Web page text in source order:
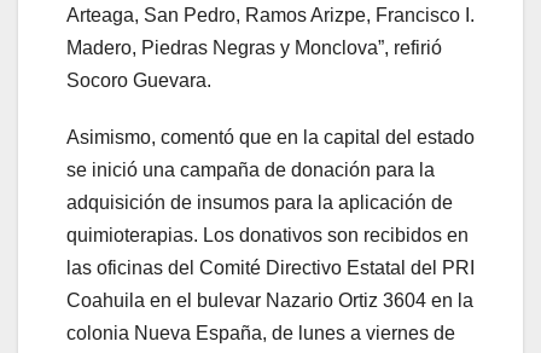
Arteaga, San Pedro, Ramos Arizpe, Francisco I.
Madero, Piedras Negras y Monclova”, refirió
Socoro Guevara.
Asimismo, comentó que en la capital del estado
se inició una campaña de donación para la
adquisición de insumos para la aplicación de
quimioterapias. Los donativos son recibidos en
las oficinas del Comité Directivo Estatal del PRI
Coahuila en el bulevar Nazario Ortiz 3604 en la
colonia Nueva España, de lunes a viernes de